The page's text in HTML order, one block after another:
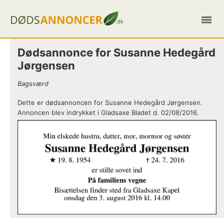
Dødsannonce for Susanne Hedegård
Jørgensen
Bagsværd
Dette er dødsannoncen for Susanne Hedegård Jørgensen.
Annoncen blev indrykket i Gladsaxe Bladet d. 02/08/2016.